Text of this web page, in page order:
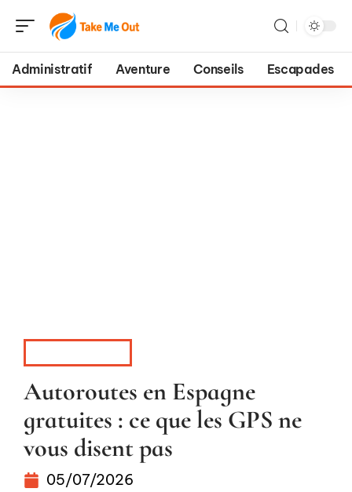
Administratif Aventure Conseils Escapades
Autoroutes en Espagne
gratuites : ce que les GPS ne
vous disent pas
05/07/2026